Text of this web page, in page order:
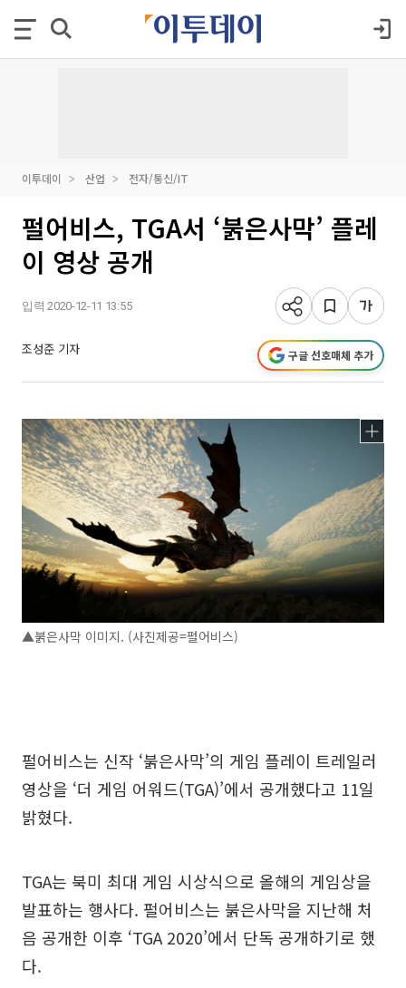
이투데이 산업 전자/통신/IT
펄어비스, TGA서 ‘붉은사막’ 플레
이 영상 공개
입력 2020-12-11 13:55
조성준 기자 구글 선호매체 추가
▲붉은사막 이미지. (사진제공=펄어비스)
펄어비스는 신작 ‘붉은사막’의 게임 플레이 트레일러
영상을 ‘더 게임 어워드(TGA)’에서 공개했다고 11일
밝혔다.
TGA는 북미 최대 게임 시상식으로 올해의 게임상을
발표하는 행사다. 펄어비스는 붉은사막을 지난해 처
음 공개한 이후 ‘TGA 2020’에서 단독 공개하기로 했
다.